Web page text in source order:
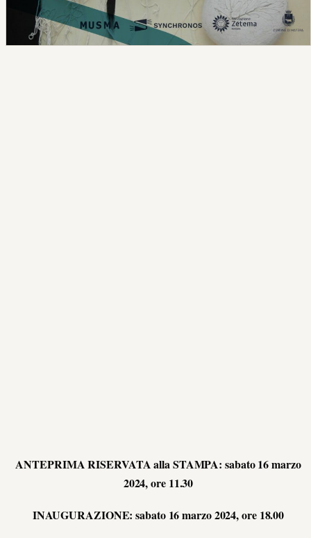
ANTEPRIMA RISERVATA alla STAMPA: sabato 16 marzo
2024, ore 11.30
INAUGURAZIONE: sabato 16 marzo 2024, ore 18.00